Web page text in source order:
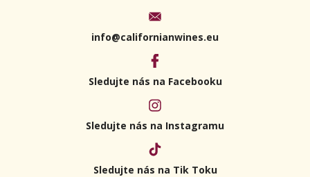
info@californianwines.eu
Sledujte nás na Facebooku
Sledujte nás na Instagramu
Sledujte nás na Tik Toku